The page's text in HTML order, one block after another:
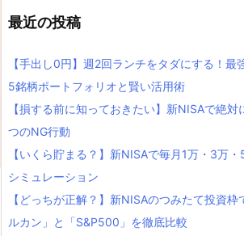
最近の投稿
【手出し0円】週2回ランチをタダにする！最
5銘柄ポートフォリオと賢い活用術
【損する前に知っておきたい】新NISAで絶
つのNG行動
【いくら貯まる？】新NISAで毎月1万・3万
シミュレーション
【どっちが正解？】新NISAのつみたて投資
ルカン」と「S&P500」を徹底比較